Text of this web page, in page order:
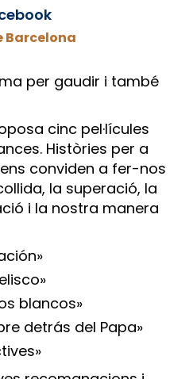
Barcelona
per gaudir i també
cinc pel·lícules
Històries per a
conviden a fer-nos
la superació, la
i la nostra manera
blancos»
detrás del Papa»